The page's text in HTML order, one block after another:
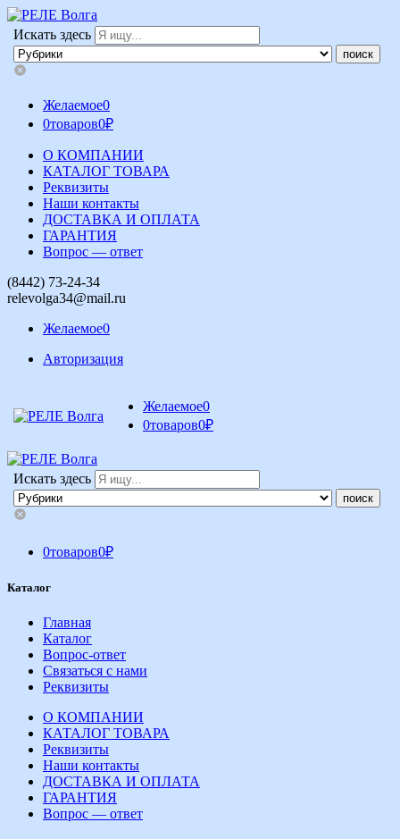
Искать здесь
Желаемое0
0товаров0₽
О КОМПАНИИ
КАТАЛОГ ТОВАРА
Реквизиты
Наши контакты
ДОСТАВКА И ОПЛАТА
ГАРАНТИЯ
Вопрос — ответ
(8442) 73-24-34
relevolga34@mail.ru
Желаемое0
Авторизация
Желаемое0
0товаров0₽
Искать здесь
0товаров0₽
Каталог
Главная
Каталог
Вопрос-ответ
Связаться с нами
Реквизиты
О КОМПАНИИ
КАТАЛОГ ТОВАРА
Реквизиты
Наши контакты
ДОСТАВКА И ОПЛАТА
ГАРАНТИЯ
Вопрос — ответ